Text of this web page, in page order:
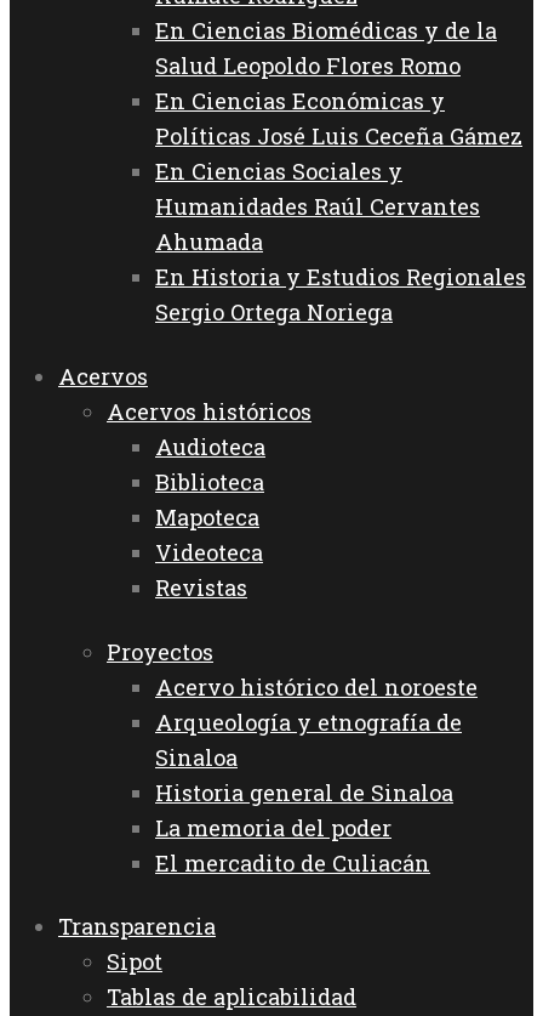
En Ciencias Biomédicas y de la
Salud Leopoldo Flores Romo
En Ciencias Económicas y
Políticas José Luis Ceceña Gámez
En Ciencias Sociales y
Humanidades Raúl Cervantes
Ahumada
En Historia y Estudios Regionales
Sergio Ortega Noriega
Acervos
Acervos históricos
Audioteca
Biblioteca
Mapoteca
Videoteca
Revistas
Proyectos
Acervo histórico del noroeste
Arqueología y etnografía de
Sinaloa
Historia general de Sinaloa
La memoria del poder
El mercadito de Culiacán
Transparencia
Sipot
Tablas de aplicabilidad